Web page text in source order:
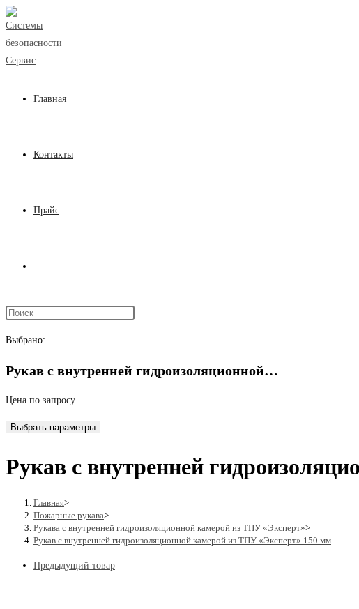
Перейти
к
содержимому
Главная
Контакты
Прайс
поиск
по
веб-
Выбрано:
Рукав с внутренней гидроизоляционной…
Цена по запросу
Выбрать параметры
Рукав с внутренней
Главная>
Пожарные рукава>
Рукава с внутренней гидроизоляционной камерой из ТПУ «Эксперт»>
Рукав с внутренней гидроизоляционной камерой из ТПУ «Эксперт» 150 мм
Предыдущий товар